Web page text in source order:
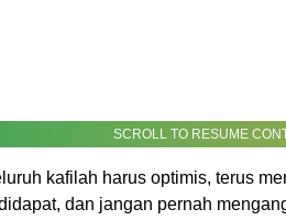
SCROLL TO RESUME
kafilah harus optimis, terus
dan jangan pernah